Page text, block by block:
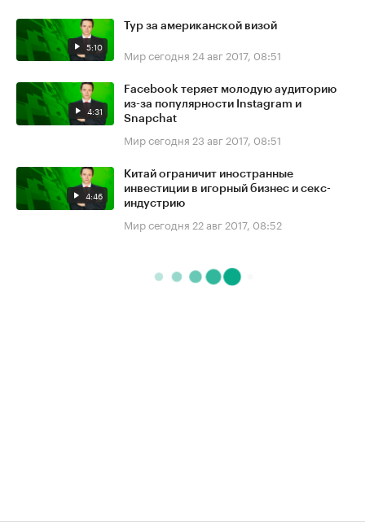
5:10
Тур за американской визой
Мир сегодня 24 авг 2017, 08:51
4:31
Facebook теряет молодую аудиторию
из-за популярности Instagram и
Snapchat
Мир сегодня 23 авг 2017, 08:51
4:46
Китай ограничит иностранные
инвестиции в игорный бизнес и секс-
индустрию
Мир сегодня 22 авг 2017, 08:52